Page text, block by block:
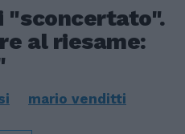
"sconcertato".
al riesame:
mario venditti